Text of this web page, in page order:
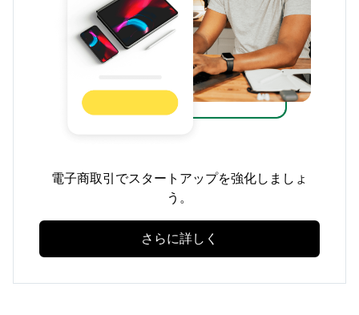
電子商取引でスタートアップを強化しましょ
う。
さらに詳しく